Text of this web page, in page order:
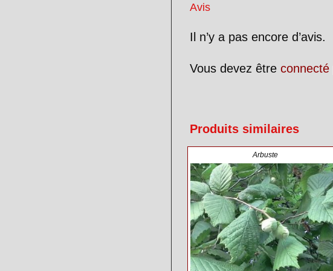
Avis
Il n’y a pas encore d’avis.
Vous devez êtreconnecté
Produits similaires
Arbuste